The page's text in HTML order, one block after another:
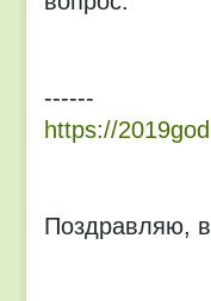
------
https://
Поздравляю,